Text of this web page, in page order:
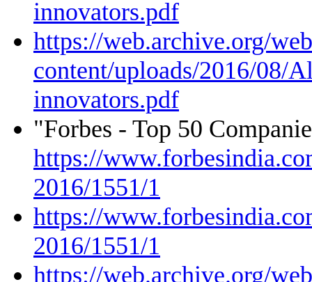
innovators.pdf
https://web.archive.org/
content/uploads/2016/08/
innovators.pdf
"Forbes - Top 50
https://
2016/1551/1
https://
2016/1551/1
https://web.archive.org/